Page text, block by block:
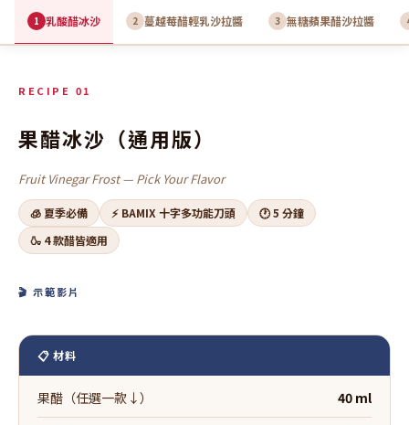
1 乳酸醋冰沙 2 蔓越莓醋輕乳沙拉醬 3 無糖蘋果醋沙拉醬
RECIPE 01
果醋冰沙（通用版）
Fruit Vinegar Frost — Pick Your Flavor
🧊 夏季必備 ⚡ BAMIX 十字多功能刀頭
🕐 5 分鐘
🍶 4 款醋皆適用
🎬 示範影片
📋 材料
果醋（任選一款↓） 40 ml